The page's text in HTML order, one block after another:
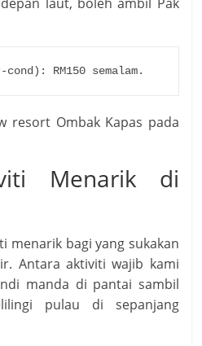
laut, boleh ambil Pak
RM150 semalam.
resort Ombak Kapas pada
Menarik di
menarik bagi yang sukakan
Antara aktiviti wajib kami
manda di pantai sambil
pulau di sepanjang